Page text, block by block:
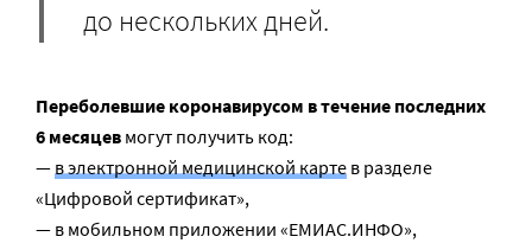
до нескольких дней.
Переболевшие коронавирусом в течение последних
6 месяцев могут получить код:
—в электронной медицинской карте в разделе
«Цифровой сертификат»,
— в мобильном приложении «ЕМИАС.ИНФО»,